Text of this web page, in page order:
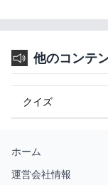
他のコンテ
クイズ
ホーム
運営会社情報